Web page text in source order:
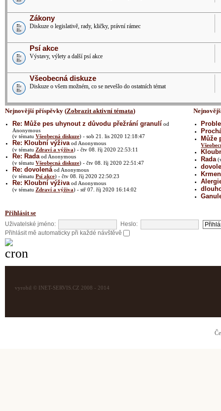
Zákony
Diskuze o legislativě, rady, kličky, právní rámec
Psí akce
Výstavy, výlety a další psí akce
Všeobecná diskuze
Diskuze o všem možném, co se nevešlo do ostatních témat
Nejnovější příspěvky (Zobrazit aktivní témata)
Re: Může pes uhynout z důvodu přežrání granulí od
Anonymous
(v tématu Všeobecná diskuze) - sob 21. lis 2020 12:18:47
Re: Kloubní výživa od Anonymous
(v tématu Zdraví a výživa) - čtv 08. říj 2020 22:53:11
Re: Rada od Anonymous
(v tématu Všeobecná diskuze) - čtv 08. říj 2020 22:51:47
Re: dovolená od Anonymous
(v tématu Psí akce) - čtv 08. říj 2020 22:50:23
Re: Kloubní výživa od Anonymous
(v tématu Zdraví a výživa) - stř 07. říj 2020 16:14:02
Může
Rada
Přihlásit se
Uživatelské jméno:
Heslo:
Přihlásit mě automaticky při každé návštěvě
vyrobil © INET-SERVIS.CZ 2008 - 2014